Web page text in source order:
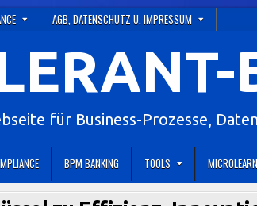
AGB, DATENSCHUTZ U. IMPRESSUM
für Business-Prozesse,
BPM BANKING TOOLS